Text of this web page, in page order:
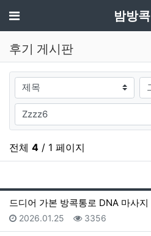
메뉴 밤방콕
후기 게시판
검색대상
검색어
전체 4 / 1 페이지
드디어 가본 방콕통로 DNA 마사지
등록일
2026.01.25 조회
3356